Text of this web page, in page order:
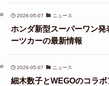
2026-05-07 ニュース
ホンダ新型スーパーワン
ーツカーの最新情報
2026-05-07 ニュース
細木数子とWEGOのコラ